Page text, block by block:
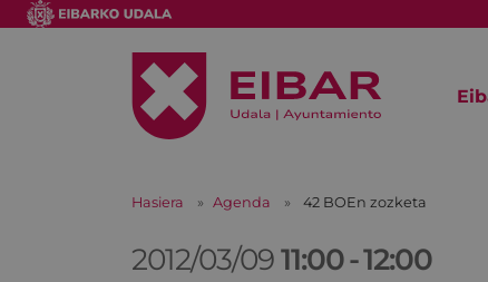
Hasiera Agenda 42 BOEn zozketa
2012/03/0911:00-12:00